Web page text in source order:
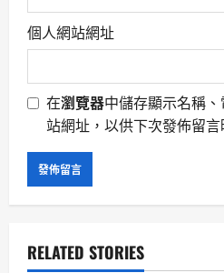
個人網站網址
在瀏覽器中儲存顯示名稱
站網址，以供下次發佈留言
RELATED STORIES